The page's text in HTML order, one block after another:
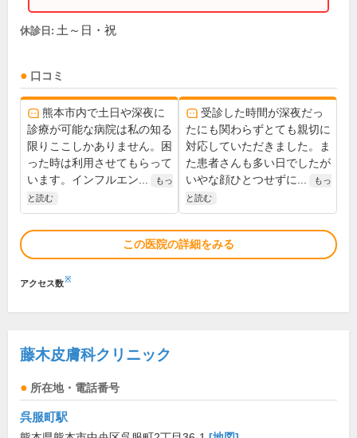
休診日: 土～日・祝
口コミ
熊本市内で土日や深夜に
診療が可能な病院は私の知る
限りここしかありません。困
った時は利用させてもらって
います。インフルエン...
もっ
と読む
受診した時間が深夜だっ
たにも関わらずとても親切に
対応していただきました。ま
た患者さんも多い日でしたが
いやな顔ひとつせずに...
もっ
と読む
この医院の詳細をみる
アクセス数※
藤木皮膚科クリニック
所在地・電話番号
呉服町駅